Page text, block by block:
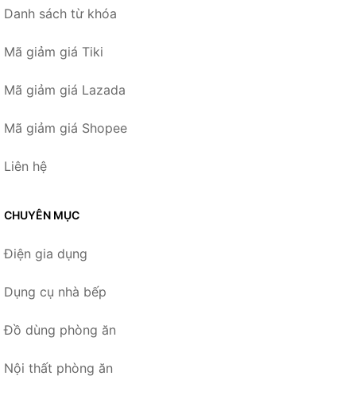
Danh sách từ khóa
Mã giảm giá Tiki
Mã giảm giá Lazada
Mã giảm giá Shopee
Liên hệ
CHUYÊN MỤC
Điện gia dụng
Dụng cụ nhà bếp
Đồ dùng phòng ăn
Nội thất phòng ăn